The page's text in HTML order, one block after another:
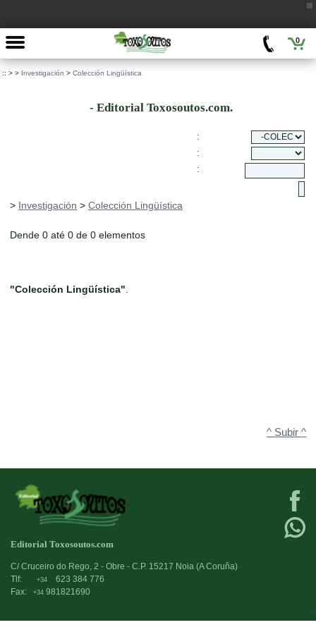
0
:: > > Investigación > Colección Lingüística
- Editorial Toxosoutos.com.
:
:
:
> Investigación > Colección Lingüística
Dende 0 até 0 de 0 elementos
"Colección Lingüística"
^ Subir ^
Editorial Toxosoutos.com
C/ Cruceiro do Rego, 2 - Obre - C.P. 15217 Noia (A Coruña)
Tlf:
+34
623 384 776
Fax:
+34 981821690
->